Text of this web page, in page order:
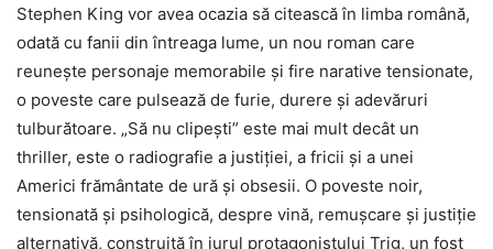
Stephen King vor avea ocazia să citească în limba română,
odată cu fanii din întreaga lume, un nou roman care
reunește personaje memorabile și fire narative tensionate,
o poveste care pulsează de furie, durere și adevăruri
tulburătoare. „Să nu clipești” este mai mult decât un
thriller, este o radiografie a justiției, a fricii și a unei
Americi frământate de ură și obsesii. O poveste noir,
tensionată și psihologică, despre vină, remușcare și justiție
alternativă, construită în jurul protagonistului Trig, un fost